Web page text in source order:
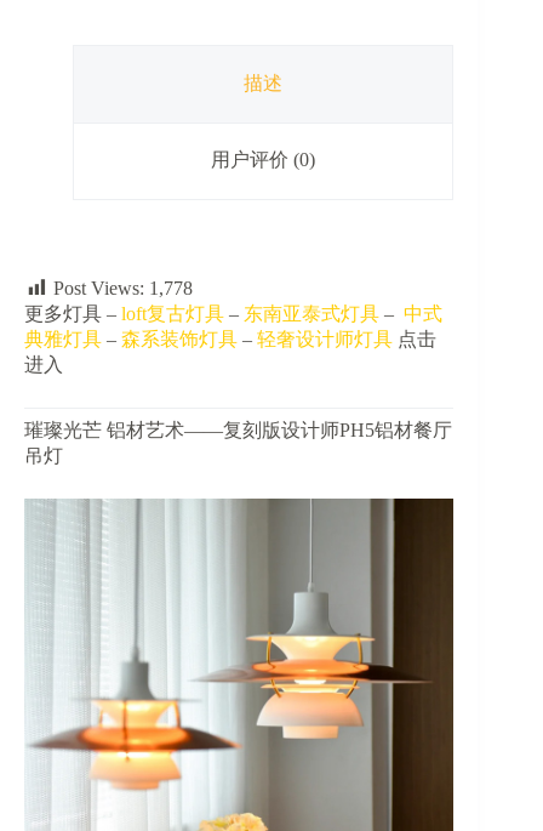
描述
用户评价 (0)
Post Views: 1,778
更多灯具 – loft复古灯具 – 东南亚泰式灯具 – 中式
典雅灯具 – 森系装饰灯具 – 轻奢设计师灯具 点击
进入
璀璨光芒 铝材艺术——复刻版设计师PH5铝材餐厅
吊灯